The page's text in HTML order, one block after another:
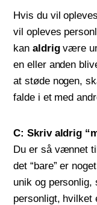
Hvis du vil
vil opleves
kanaldrigvære
en eller anden
at støde nogen,
falde i et med
C: Skriv aldrig
Du er så vænnet
det “bare” er
unik og personlig,
personligt, hvilket